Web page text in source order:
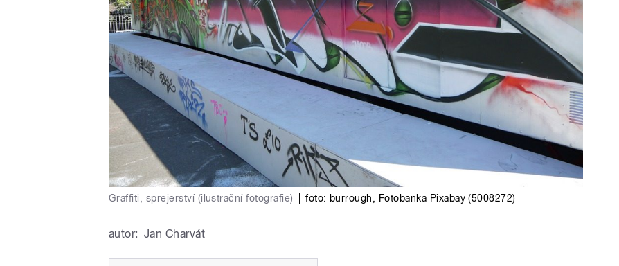
Graffiti, sprejerství (ilustrační fotografie) foto: burrough, Fotobanka Pixabay (5008272)
autor: Jan Charvát